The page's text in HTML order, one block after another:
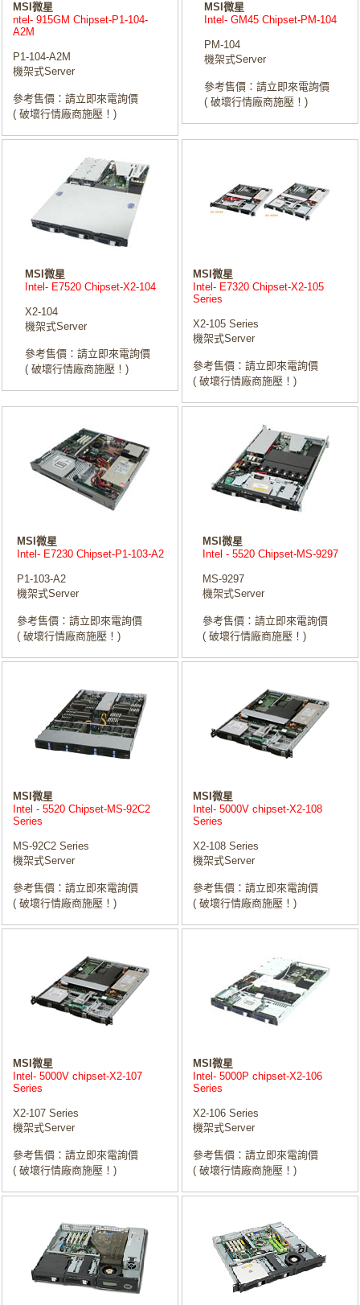
MSI微星
ntel- 915GM Chipset-P1-104-
A2M
P1-104-A2M
機架式Server
參考售價：請立即來電詢價
( 破壞行情廠商施壓！)
MSI微星
Intel- GM45 Chipset-PM-104
PM-104
機架式Server
參考售價：請立即來電詢價
( 破壞行情廠商施壓！)
MSI微星
Intel- E7520 Chipset-X2-104
X2-104
機架式Server
參考售價：請立即來電詢價
( 破壞行情廠商施壓！)
MSI微星
Intel- E7320 Chipset-X2-105
Series
X2-105 Series
機架式Server
參考售價：請立即來電詢價
( 破壞行情廠商施壓！)
MSI微星
Intel- E7230 Chipset-P1-103-A2
P1-103-A2
機架式Server
參考售價：請立即來電詢價
( 破壞行情廠商施壓！)
MSI微星
Intel - 5520 Chipset-MS-9297
MS-9297
機架式Server
參考售價：請立即來電詢價
( 破壞行情廠商施壓！)
MSI微星
Intel - 5520 Chipset-MS-92C2
Series
MS-92C2 Series
機架式Server
參考售價：請立即來電詢價
( 破壞行情廠商施壓！)
MSI微星
Intel- 5000V chipset-X2-108
Series
X2-108 Series
機架式Server
參考售價：請立即來電詢價
( 破壞行情廠商施壓！)
MSI微星
Intel- 5000V chipset-X2-107
Series
X2-107 Series
機架式Server
參考售價：請立即來電詢價
( 破壞行情廠商施壓！)
MSI微星
Intel- 5000P chipset-X2-106
Series
X2-106 Series
機架式Server
參考售價：請立即來電詢價
( 破壞行情廠商施壓！)